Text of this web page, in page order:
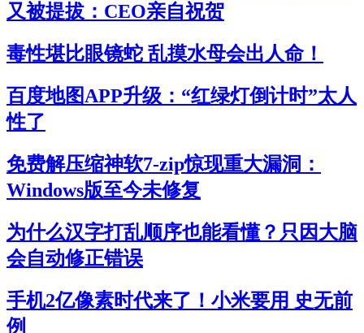
又被提拔：CEO亲自祝贺
毒性堪比眼镜蛇 乱摸水母会出人命！
百度地图APP升级：“红绿灯倒计时”太人
性了
免费解压缩神软7-zip惊现重大漏洞：
Windows版至今未修复
为什么汉字打乱顺序也能看懂？只因大脑
会自动修正错误
手机2亿像素时代来了！小米要用 史无前
例